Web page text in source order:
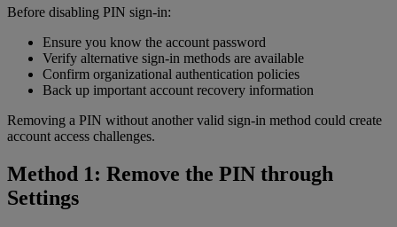
Before disabling PIN sign-in:
Ensure you know the account password
Verify alternative sign-in methods are available
Confirm organizational authentication policies
Back up important account recovery information
Removing a PIN without another valid sign-in method could create
account access challenges.
Method 1: Remove the PIN through
Settings